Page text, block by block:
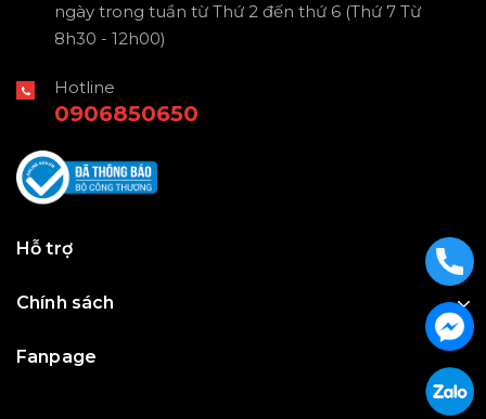
ngày trong tuần từ Thứ 2 đến thứ 6 (Thứ 7 Từ
8h30 - 12h00)
Hotline
0906850650
Hỗ trợ
Chính sách
Fanpage